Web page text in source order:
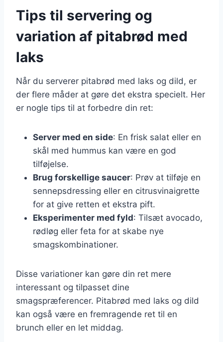
Tips til servering og
variation af pitabrød med
laks
Når du serverer pitabrød med laks og dild, er
der flere måder at gøre det ekstra specielt. Her
er nogle tips til at forbedre din ret:
Server med en side: En frisk salat eller en
skål med hummus kan være en god
tilføjelse.
Brug forskellige saucer: Prøv at tilføje en
sennepsdressing eller en citrusvinaigrette
for at give retten et ekstra pift.
Eksperimenter med fyld: Tilsæt avocado,
rødløg eller feta for at skabe nye
smagskombinationer.
Disse variationer kan gøre din ret mere
interessant og tilpasset dine
smagspræferencer. Pitabrød med laks og dild
kan også være en fremragende ret til en
brunch eller en let middag.